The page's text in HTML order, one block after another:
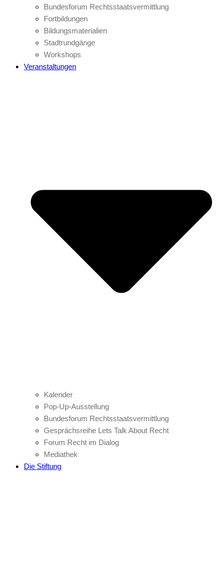
Bundesforum Rechtsstaatsvermittlung
Fortbildungen
Bildungsmaterialien
Stadtrundgänge
Workshops
Veranstaltungen
Kalender
Pop-Up-Ausstellung
Bundesforum Rechtsstaatsvermittlung
Gesprächsreihe Lets Talk About Recht
Forum Recht im Dialog
Mediathek
Die Stiftung